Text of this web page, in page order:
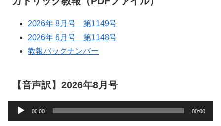
2026年 8月号 第1149号
2026年 6月号 第1148号
教報バックナンバー
【音声訳】2026年8月号
声
00:00 00:00